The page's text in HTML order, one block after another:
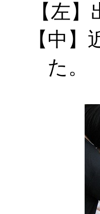
【
【中
た